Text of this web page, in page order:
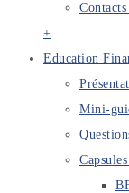
+
Education
Mini-